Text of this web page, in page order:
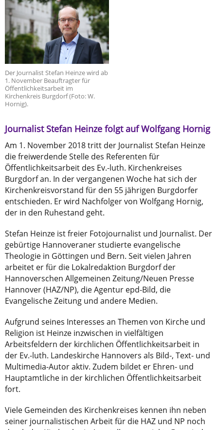
Der Journalist Stefan Heinze wird ab
1. November Beauftragter für
Öffentlichkeitsarbeit im
Kirchenkreis Burgdorf (Foto: W.
Hornig).
Journalist Stefan Heinze folgt auf Wolfgang Hornig
Am 1. November 2018 tritt der Journalist Stefan Heinze
die freiwerdende Stelle des Referenten für
Öffentlichkeitsarbeit des Ev.-luth. Kirchenkreises
Burgdorf an. In der vergangenen Woche hat sich der
Kirchenkreisvorstand für den 55 jährigen Burgdorfer
entschieden. Er wird Nachfolger von Wolfgang Hornig,
der in den Ruhestand geht.
Stefan Heinze ist freier Fotojournalist und Journalist. Der
gebürtige Hannoveraner studierte evangelische
Theologie in Göttingen und Bern. Seit vielen Jahren
arbeitet er für die Lokalredaktion Burgdorf der
Hannoverschen Allgemeinen Zeitung/Neuen Presse
Hannover (HAZ/NP), die Agentur epd-Bild, die
Evangelische Zeitung und andere Medien.
Aufgrund seines Interesses an Themen von Kirche und
Religion ist Heinze inzwischen in vielfältigen
Arbeitsfeldern der kirchlichen Öffentlichkeitsarbeit in
der Ev.-luth. Landeskirche Hannovers als Bild-, Text- und
Multimedia-Autor aktiv. Zudem bildet er Ehren- und
Hauptamtliche in der kirchlichen Öffentlichkeitsarbeit
fort.
Viele Gemeinden des Kirchenkreises kennen ihn neben
seiner journalistischen Arbeit für die HAZ und NP noch